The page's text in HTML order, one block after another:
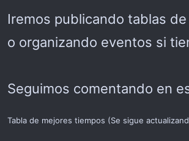
Iremos publicando tablas
o organizando eventos si
Seguimos comentando en
Tabla de mejores tiempos (Se sigue